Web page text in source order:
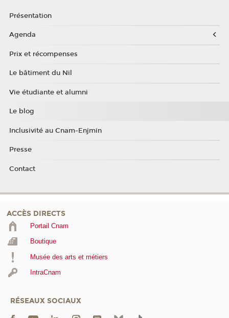
Présentation
Agenda
Prix et récompenses
Le bâtiment du Nil
Vie étudiante et alumni
Le blog
Inclusivité au Cnam-Enjmin
Presse
Contact
ACCÈS DIRECTS
Portail Cnam
Boutique
Musée des arts et métiers
IntraCnam
RÉSEAUX SOCIAUX